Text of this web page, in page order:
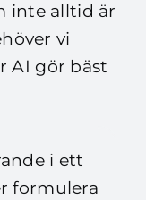
inte alltid är
vi
AI gör bäst
i ett
formulera